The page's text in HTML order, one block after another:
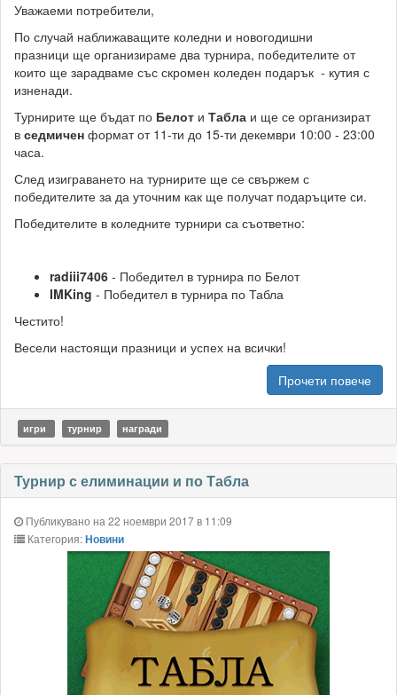
Уважаеми потребители,
По случай наближаващите коледни и новогодишни
празници ще организираме два турнира, победителите от
които ще зарадваме със скромен коледен подарък - кутия с
изненади.
Турнирите ще бъдат по Белот и Табла и ще се организират
в седмичен формат от 11-ти до 15-ти декември 10:00 - 23:00
часа.
След изиграването на турнирите ще се свържем с
победителите за да уточним как ще получат подаръците си.
Победителите в коледните турнири са съответно:
radiii7406 - Победител в турнира по Белот
IMKing - Победител в турнира по Табла
Честито!
Весели настоящи празници и успех на всички!
Прочети повече
игри турнир награди
Турнир с елиминации и по Табла
Публикувано на 22 ноември 2017 в 11:09
Категория:Новини